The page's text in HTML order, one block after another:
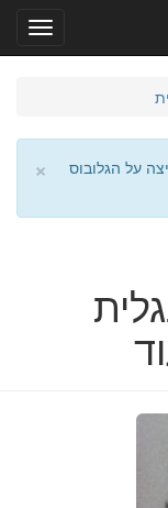
×
על הגלובוס